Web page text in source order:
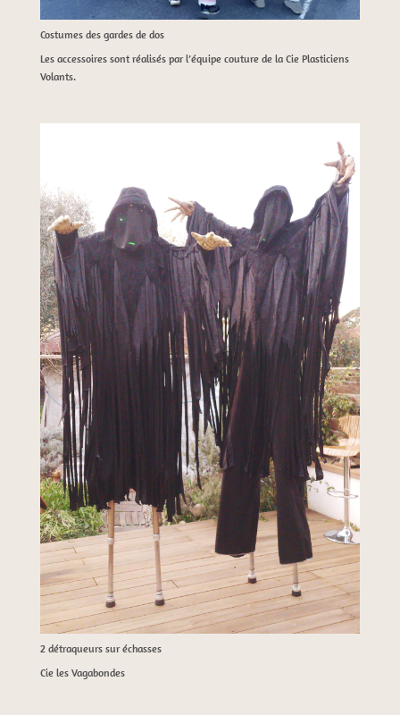
Costumes des gardes de dos
Les accessoires sont réalisés par l’équipe couture de la Cie Plasticiens
Volants.
2 détraqueurs sur échasses
Cie les Vagabondes